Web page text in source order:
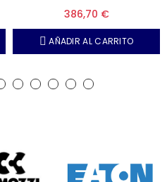
anclaje 58.8 mm - Eje cónico
1,8 - Aspiración brida 51 mm -
Presión brida 40 mm
386,70 €
AÑADIR AL CARRITO